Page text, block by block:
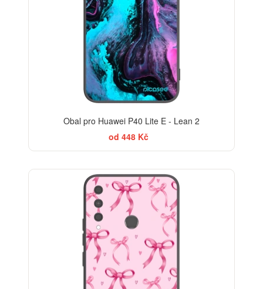
Obal pro Huawei P40 Lite E - Lean 2
od 448 Kč